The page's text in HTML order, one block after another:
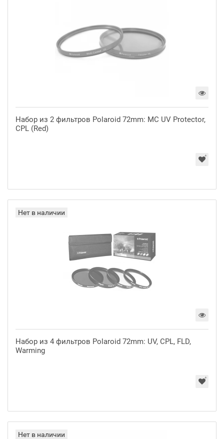
Набор из 2 фильтров Polaroid 72mm: MC UV Protector,
CPL (Red)
Нет в наличии
Набор из 4 фильтров Polaroid 72mm: UV, CPL, FLD,
Warming
Нет в наличии